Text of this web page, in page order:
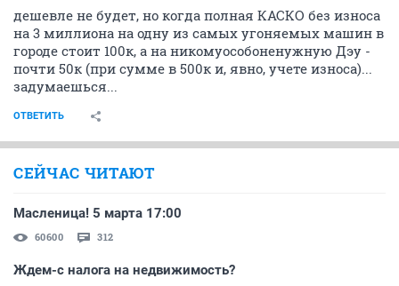
дешевле не будет, но когда полная КАСКО без износа
на 3 миллиона на одну из самых угоняемых машин в
городе стоит 100к, а на никомуособоненужную Дэу -
почти 50к (при сумме в 500к и, явно, учете износа)...
задумаешься...
ОТВЕТИТЬ
СЕЙЧАС ЧИТАЮТ
Масленица! 5 марта 17:00
60600 312
Ждем-с налога на недвижимость?